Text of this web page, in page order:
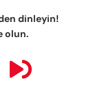
dinleyin!
olun.